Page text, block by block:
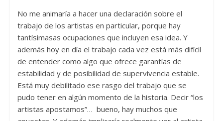
No me animaría a hacer una declaración sobre el
trabajo de los artistas en particular, porque hay
tantísimasas ocupaciones que incluyen esa idea. Y
además hoy en día el trabajo cada vez está más difícil
de entender como algo que ofrece garantías de
estabilidad y de posibilidad de supervivencia estable.
Está muy debilitado ese rasgo del trabajo que se
pudo tener en algún momento de la historia. Decir “los
artistas apostamos”… bueno, hay muchos que